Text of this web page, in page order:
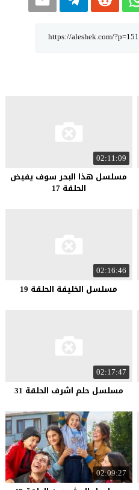
02:11:09
مسلسل هذا البحر سوف يفيض
الحلقة 17
02:16:46
مسلسل الخليفة الحلقة 19
02:17:47
مسلسل حلم اشرف الحلقة 31
02:09:27